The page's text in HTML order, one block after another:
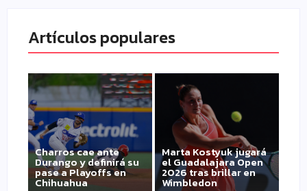
Artículos populares
Charros cae ante
Durango y definirá su
pase a Playoffs en
Chihuahua
Marta Kostyuk jugará
el Guadalajara Open
2026 tras brillar en
Wimbledon